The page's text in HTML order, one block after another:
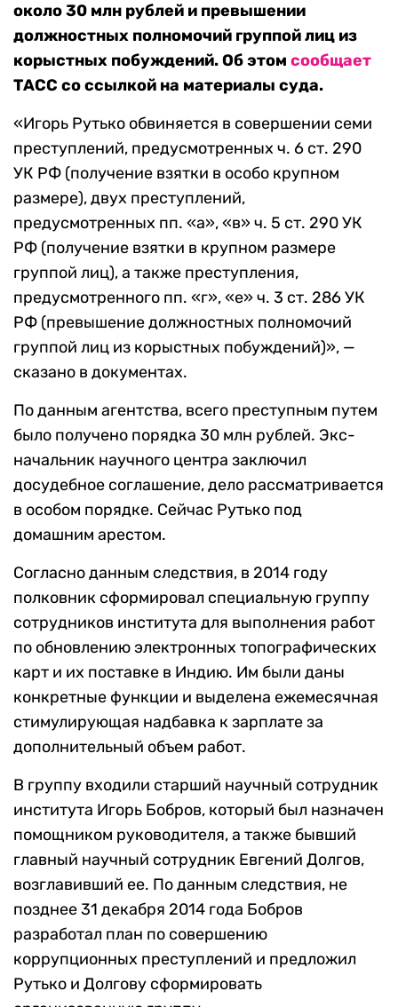
около 30 млн рублей и превышении
должностных полномочий группой лиц из
корыстных побуждений. Об этом сообщает
ТАСС со ссылкой на материалы суда.
«Игорь Рутько обвиняется в совершении семи
преступлений, предусмотренных ч. 6 ст. 290
УК РФ (получение взятки в особо крупном
размере), двух преступлений,
предусмотренных пп. «а», «в» ч. 5 ст. 290 УК
РФ (получение взятки в крупном размере
группой лиц), а также преступления,
предусмотренного пп. «г», «е» ч. 3 ст. 286 УК
РФ (превышение должностных полномочий
группой лиц из корыстных побуждений)», —
сказано в документах.
По данным агентства, всего преступным путем
было получено порядка 30 млн рублей. Экс-
начальник научного центра заключил
досудебное соглашение, дело рассматривается
в особом порядке. Сейчас Рутько под
домашним арестом.
Согласно данным следствия, в 2014 году
полковник сформировал специальную группу
сотрудников института для выполнения работ
по обновлению электронных топографических
карт и их поставке в Индию. Им были даны
конкретные функции и выделена ежемесячная
стимулирующая надбавка к зарплате за
дополнительный объем работ.
В группу входили старший научный сотрудник
института Игорь Бобров, который был назначен
помощником руководителя, а также бывший
главный научный сотрудник Евгений Долгов,
возглавивший ее. По данным следствия, не
позднее 31 декабря 2014 года Бобров
разработал план по совершению
коррупционных преступлений и предложил
Рутько и Долгову сформировать